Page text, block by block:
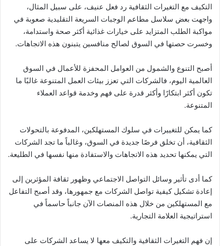
التكيف مع التغيرات الثقافية رد فعل عنيف، على سبيل المثال،
واجهت بعض سلاسل مطاعم الوجبات السريعة التقليدية صعوبة في
مواكبة الطلب المتزايد على خيارات غذائية أكثر صحة واستدامة،
وخسرت حصتها في السوق لصالح منافسين يتبنون هذه الاتجاهات.
أصبح التنوع والشمول من العوامل المحفزة للأعمال في السوق
العالمية اليوم، فالشركات التي تعزز بيئات العمل المتنوعة غالبًا ما
تكون أكثر ابتكارًا وأكثر قدرة على فهم وخدمة قواعد العملاء
المتنوعة.
كما يمكن للتغييرات في سلوك المستهلكين، المدفوعة بالتحولات
الثقافية، أن تخلق فرصًا جديدة في السوق، وغالباً ما تجد الشركات
التي يمكنها تحديد هذه الاتجاهات والاستفادة منها نفسها في الطليعة.
كما أدى تأثير وسائل التواصل الاجتماعي وظهور ثقافة المؤثرين إلى
إعادة تشكيل كيفية تواصل الشركات مع جمهورها، وقد أصبح التفاعل
مع المستهلكين من خلال هذه المنصات الآن جانباً حاسماً في
استراتيجية العلامة التجارية.
إن فهم التغيرات الثقافية والتكيف معها لا يساعد الشركات على